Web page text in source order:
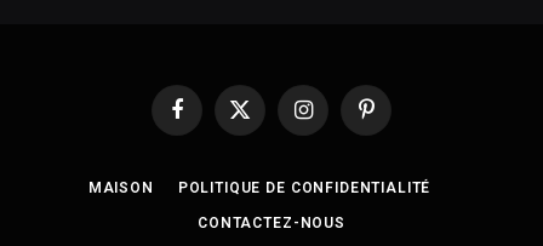
Facebook
X
InstagramPinterest
MAISON POLITIQUE DE CONFIDENTIALITÉ
CONTACTEZ-NOUS